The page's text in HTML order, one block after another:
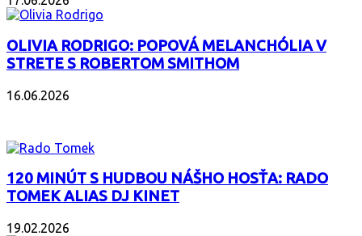
OLIVIA RODRIGO: POPOVÁ MELANCHÓLIA V
STRETE S ROBERTOM SMITHOM
16.06.2026
120 MINÚT S HUDBOU NÁŠHO HOSŤA: RADO
TOMEK ALIAS DJ KINET
19.02.2026